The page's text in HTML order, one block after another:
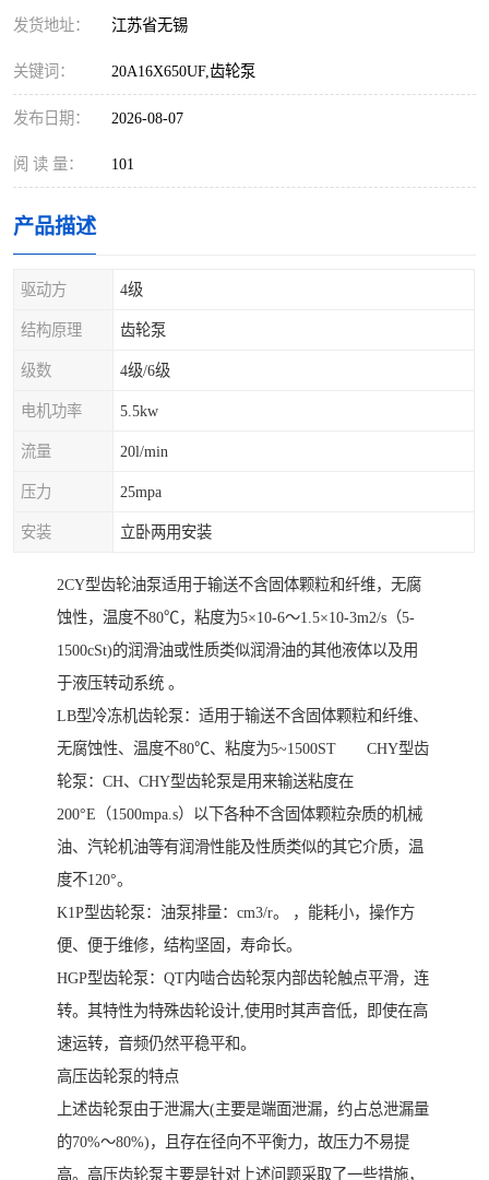
发货地址： 江苏省无锡
关键词： 20A16X650UF,齿轮泵
发布日期： 2026-08-07
阅 读 量： 101
产品描述
驱动方 4级
结构原理 齿轮泵
级数 4级/6级
电机功率 5.5kw
流量 20l/min
压力 25mpa
安装 立卧两用安装
2CY型齿轮油泵适用于输送不含固体颗粒和纤维，无腐
蚀性，温度不80℃，粘度为5×10-6～1.5×10-3m2/s（5-
1500cSt)的润滑油或性质类似润滑油的其他液体以及用
于液压转动系统 。
LB型冷冻机齿轮泵：适用于输送不含固体颗粒和纤维、
无腐蚀性、温度不80℃、粘度为5~1500ST CHY型齿
轮泵：CH、CHY型齿轮泵是用来输送粘度在
200°E（1500mpa.s）以下各种不含固体颗粒杂质的机械
油、汽轮机油等有润滑性能及性质类似的其它介质，温
度不120°。
K1P型齿轮泵：油泵排量：cm3/r。 ，能耗小，操作方
便、便于维修，结构坚固，寿命长。
HGP型齿轮泵：QT内啮合齿轮泵内部齿轮触点平滑，连
转。其特性为特殊齿轮设计,使用时其声音低，即使在高
速运转，音频仍然平稳平和。
高压齿轮泵的特点
上述齿轮泵由于泄漏大(主要是端面泄漏，约占总泄漏量
的70%～80%)，且存在径向不平衡力，故压力不易提
高。高压齿轮泵主要是针对上述问题采取了一些措施，